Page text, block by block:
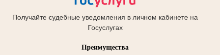
Получайте судебные уведомления в личном кабинете на
Госуслугах
Преимущества